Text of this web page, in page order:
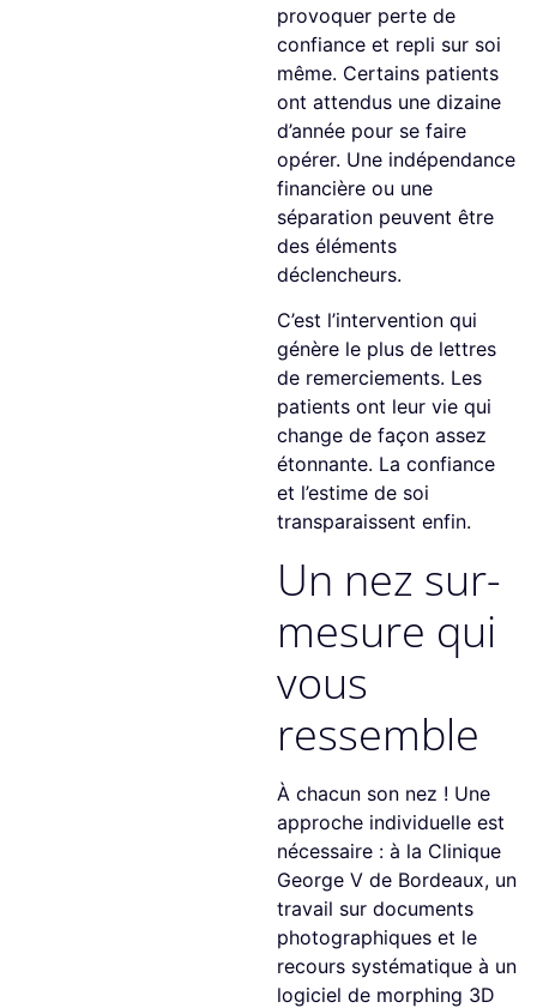
provoquer perte de
confiance et repli sur soi
même. Certains patients
ont attendus une dizaine
d’année pour se faire
opérer. Une indépendance
financière ou une
séparation peuvent être
des éléments
déclencheurs.
C’est l’intervention qui
génère le plus de lettres
de remerciements. Les
patients ont leur vie qui
change de façon assez
étonnante. La confiance
et l’estime de soi
transparaissent enfin.
Un nez sur-
mesure qui
vous
ressemble
À chacun son nez ! Une
approche individuelle est
nécessaire : à la Clinique
George V de Bordeaux, un
travail sur documents
photographiques et le
recours systématique à un
logiciel de morphing 3D